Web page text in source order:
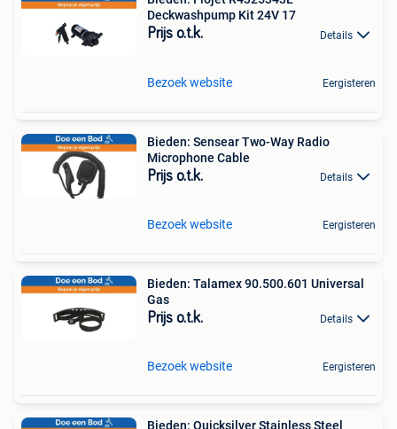
Deckwashpump Kit 24V 17
Prijs o.t.k. Details
Bezoek website Eergisteren
Bieden: Sensear Two-Way Radio
Microphone Cable
Prijs o.t.k. Details
Bezoek website Eergisteren
Bieden: Talamex 90.500.601 Universal
Gas
Prijs o.t.k. Details
Bezoek website Eergisteren
Bieden: Quicksilver Stainless Steel